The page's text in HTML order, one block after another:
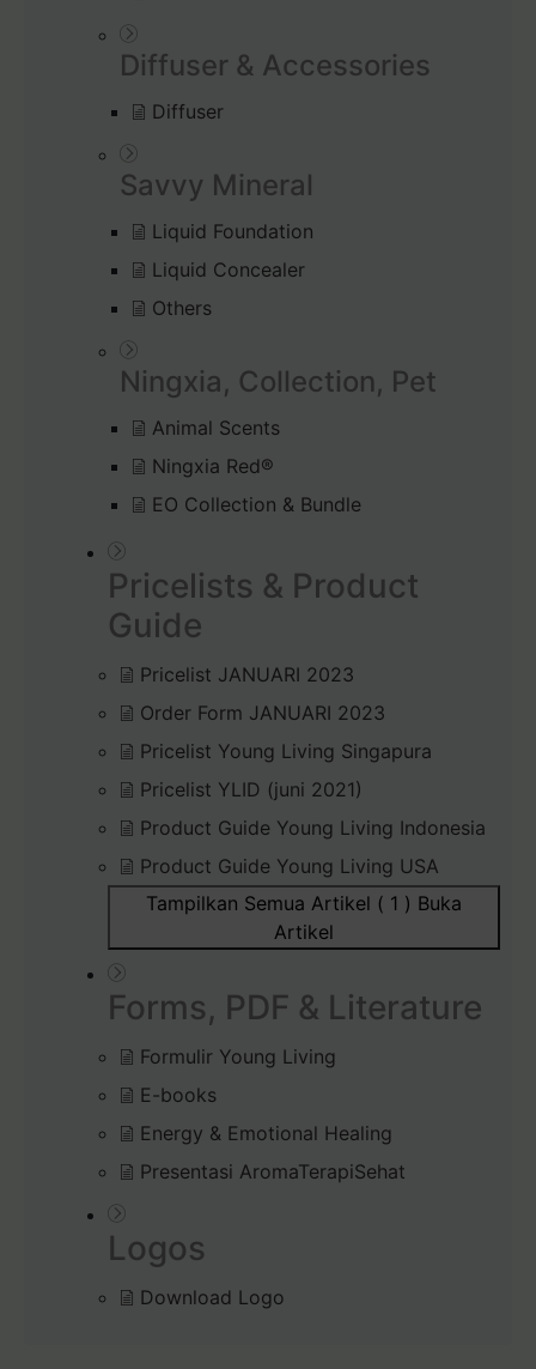
Diffuser & Accessories
Diffuser
Savvy Mineral
Liquid Foundation
Liquid Concealer
Others
Ningxia, Collection, Pet
Animal Scents
Ningxia Red®
EO Collection & Bundle
Pricelists & Product
Guide
Pricelist JANUARI 2023
Order Form JANUARI 2023
Pricelist Young Living Singapura
Pricelist YLID (juni 2021)
Product Guide Young Living Indonesia
Product Guide Young Living USA
Tampilkan Semua Artikel ( 1 ) Buka
Artikel
Forms, PDF & Literature
Formulir Young Living
E-books
Energy & Emotional Healing
Presentasi AromaTerapiSehat
Logos
Download Logo